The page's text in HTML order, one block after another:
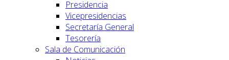
Presidencia
Vicepresidencias
Secretaría General
Tesorería
Sala de Comunicación